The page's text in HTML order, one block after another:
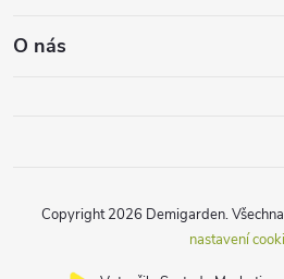
O nás
Copyright 2026 Demigarden.
nastavení